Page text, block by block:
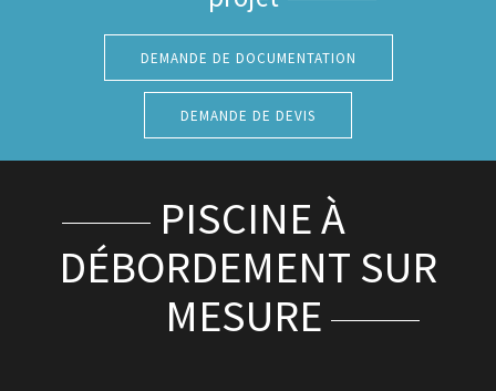
DEMANDE DE DOCUMENTATION
DEMANDE DE DEVIS
PISCINE À
DÉBORDEMENT SUR
MESURE